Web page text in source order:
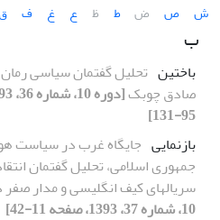
ش ص ض ط ظ ع غ ف ق
ب
باختین تحلیل گفتمان سیاسی
صادق چوبک
95-131]
بازنمایی جایگاه غرب در سیاست
جمهوری اسلامی، تحلیل گفتمان
سریالهای کیف انگلیسی و مدار
10، شماره 37، 1393، صفحه 11-42]